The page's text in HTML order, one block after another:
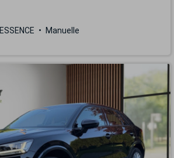
ESSENCE Manuelle